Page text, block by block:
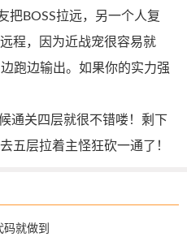
BOSS拉远，另一个人复
程，因为近战宠很容易就
跑边输出。如果你的实力强
关四层就很不错喽！剩下
五层拉着主怪狂砍一通了！
就做到